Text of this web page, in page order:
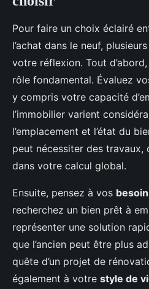
Pour faire un choix éclairé
l’achat dans le neuf,
votre réflexion. Tout
rôle fondamental. Évaluez
y compris votre capacité
l’immobilier varient
l’emplacement et l’état du
peut nécessiter des
dans votre calcul global.
Ensuite, pensez à vos
recherchez un bien prêt à
représenter une solution
que l’ancien peut être plus
quête d’un projet de
également à votre style de